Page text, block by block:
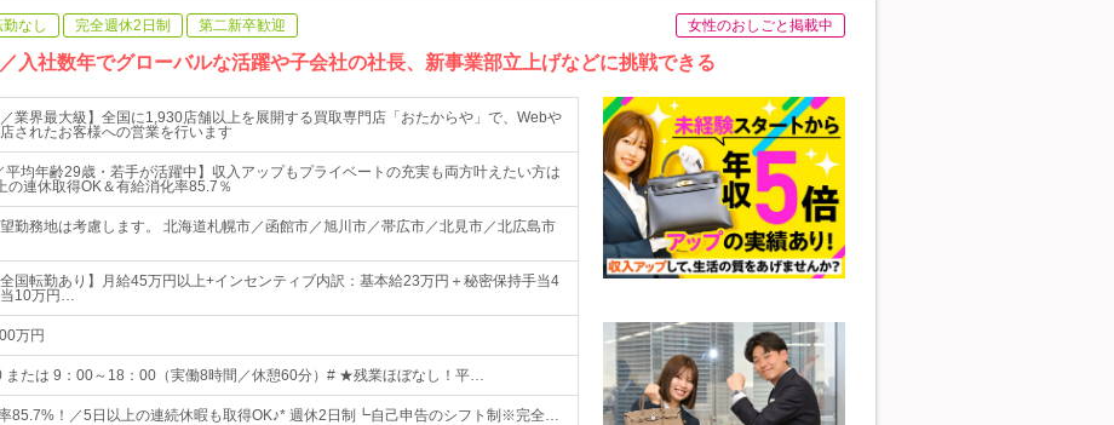
勤なし 完全週休2日制 第二新卒歓迎 女性のおしごと掲載中
入社数年でグローバルな活躍や子会社の社長、新事業部立上げなどに挑戦できる
／業界最大級】全国に1,930店舗以上を展開する買取専門店「おたからや」で、Webや
されたお客様への営業を行います
平均年齢29歳・若手が活躍中】収入アップもプライベートの充実も両方叶えたい方は
の連休取得OK＆有給消化率85.7％
勤務地は考慮します。 北海道札幌市／函館市／旭川市／帯広市／北見市／北広島市
国転勤あり】月給45万円以上+インセンティブ内訳：基本給23万円＋秘密保持手当4
10万円…
万円
または 9：00～18：00（実働8時間／休憩60分）# ★残業ほぼなし！平…
85.7%！／5日以上の連続休暇も取得OK♪* 週休2日制┗自己申告のシフト制※完全…